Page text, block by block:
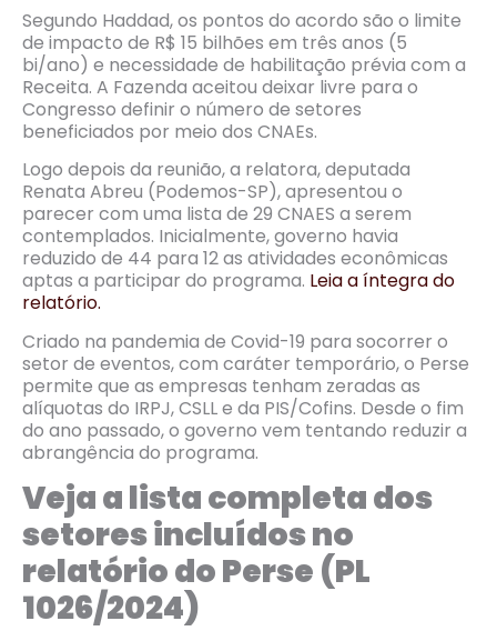
Segundo Haddad, os pontos do acordo são o limite
de impacto de R$ 15 bilhões em três anos (5
bi/ano) e necessidade de habilitação prévia com a
Receita. A Fazenda aceitou deixar livre para o
Congresso definir o número de setores
beneficiados por meio dos CNAEs.
Logo depois da reunião, a relatora, deputada
Renata Abreu (Podemos-SP), apresentou o
parecer com uma lista de 29 CNAES a serem
contemplados. Inicialmente, governo havia
reduzido de 44 para 12 as atividades econômicas
aptas a participar do programa. Leia a íntegra do
relatório.
Criado na pandemia de Covid-19 para socorrer o
setor de eventos, com caráter temporário, o Perse
permite que as empresas tenham zeradas as
alíquotas do IRPJ, CSLL e da PIS/Cofins. Desde o fim
do ano passado, o governo vem tentando reduzir a
abrangência do programa.
Veja a lista completa dos
setores incluídos no
relatório do Perse (PL
1026/2024)